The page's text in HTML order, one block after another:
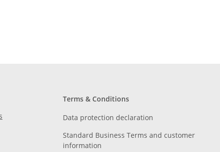
Terms & Conditions
Data protection declaration
Standard Business Terms and customer
information